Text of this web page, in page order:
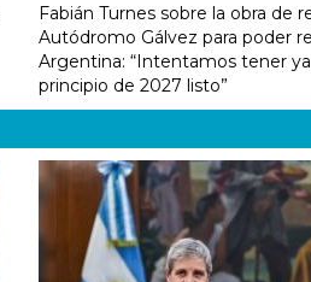
Fabián Turnes sobre la obra de
Autódromo Gálvez para poder
Argentina: “Intentamos tener
principio de 2027 listo”